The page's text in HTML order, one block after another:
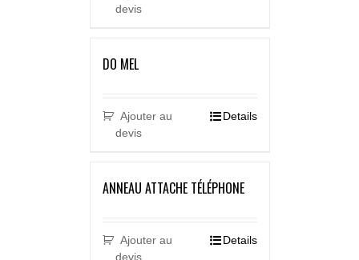
devis
DO MEL
Ajouter au
devis
Details
ANNEAU ATTACHE TÉLÉPHONE
Ajouter au
devis
Details